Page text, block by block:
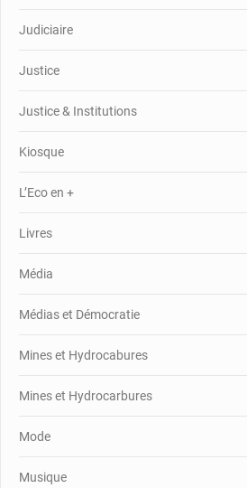
Judiciaire
Justice
Justice & Institutions
Kiosque
L’Eco en +
Livres
Média
Médias et Démocratie
Mines et Hydrocabures
Mines et Hydrocarbures
Mode
Musique